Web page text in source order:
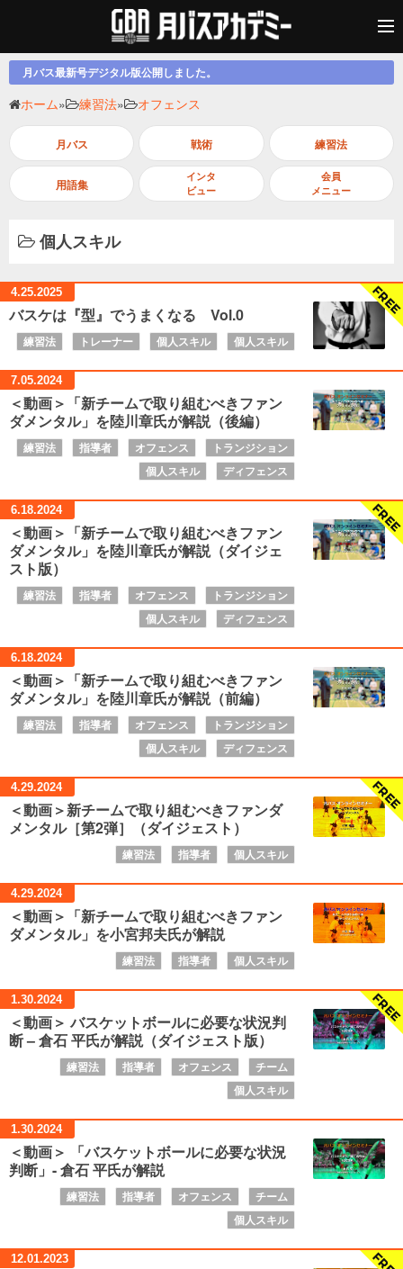
月バス最新号デジタル版公開しました。
ホーム» 練習法» オフェンス
月バス 戦術 練習法
用語集
インタ
ビュー
会員
メニュー
個人スキル
4.25.2025
バスケは『型』でうまくなる Vol.0
練習法 トレーナー 個人スキル 個人スキル
7.05.2024
＜動画＞「新チームで取り組むべきファン
ダメンタル」を陸川章氏が解説（後編）
練習法 指導者 オフェンス
トランジション
個人スキル
ディフェンス
6.18.2024
＜動画＞「新チームで取り組むべきファン
ダメンタル」を陸川章氏が解説（ダイジェ
スト版）
練習法 指導者 オフェンス
トランジション
個人スキル
ディフェンス
6.18.2024
＜動画＞「新チームで取り組むべきファン
ダメンタル」を陸川章氏が解説（前編）
練習法 指導者 オフェンス
トランジション
個人スキル
ディフェンス
4.29.2024
＜動画＞新チームで取り組むべきファンダ
メンタル［第2弾］（ダイジェスト）
練習法 指導者 個人スキル
4.29.2024
＜動画＞「新チームで取り組むべきファン
ダメンタル」を小宮邦夫氏が解説
練習法 指導者 個人スキル
1.30.2024
＜動画＞ バスケットボールに必要な状況判
断 – 倉石 平氏が解説（ダイジェスト版）
練習法 指導者 オフェンス
チーム
個人スキル
1.30.2024
＜動画＞ 「バスケットボールに必要な状況
判断」- 倉石 平氏が解説
練習法 指導者 オフェンス
チーム
個人スキル
12.01.2023